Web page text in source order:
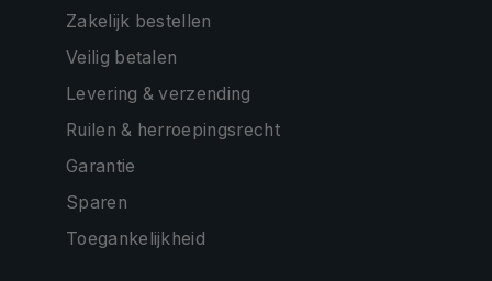
Zakelijk bestellen
Veilig betalen
Levering & verzending
Ruilen & herroepingsrecht
Garantie
Sparen
Toegankelijkheid